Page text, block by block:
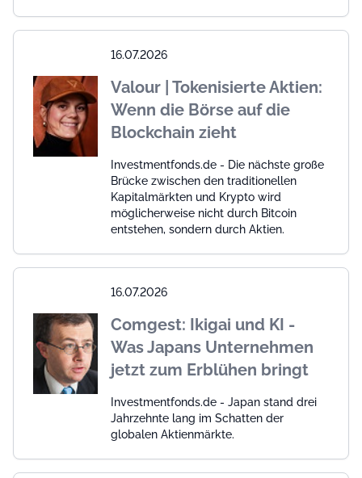
16.07.2026
Valour | Tokenisierte Aktien:
Wenn die Börse auf die
Blockchain zieht
Investmentfonds.de - Die nächste große
Brücke zwischen den traditionellen
Kapitalmärkten und Krypto wird
möglicherweise nicht durch Bitcoin
entstehen, sondern durch Aktien.
16.07.2026
Comgest: Ikigai und KI -
Was Japans Unternehmen
jetzt zum Erblühen bringt
Investmentfonds.de - Japan stand drei
Jahrzehnte lang im Schatten der
globalen Aktienmärkte.